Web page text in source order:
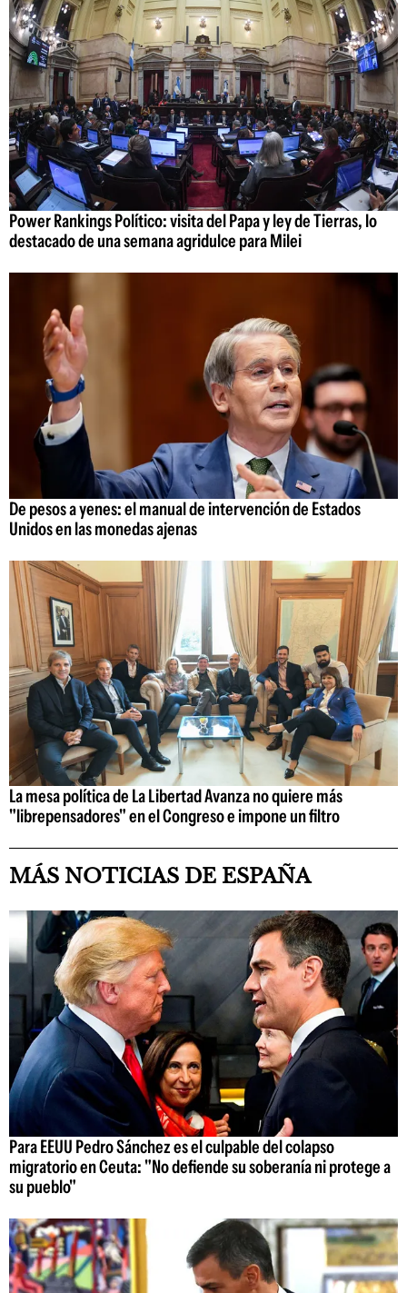
Power Rankings Político: visita del Papa y ley de Tierras, lo
destacado de una semana agridulce para Milei
De pesos a yenes: el manual de intervención de Estados
Unidos en las monedas ajenas
La mesa política de La Libertad Avanza no quiere más
"librepensadores" en el Congreso e impone un filtro
MÁS NOTICIAS DE ESPAÑA
Para EEUU Pedro Sánchez es el culpable del colapso
migratorio en Ceuta: "No defiende su soberanía ni protege a
su pueblo"